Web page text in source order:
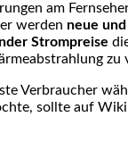
am
werden neue
Strompreise
zu
sollte auf